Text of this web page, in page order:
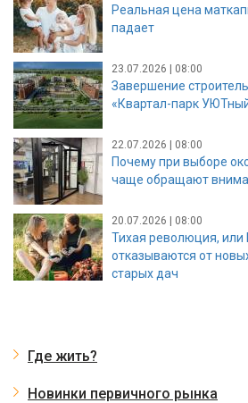
Реальная цена
падает
23.07.2026 | 08:00
Завершение
«Квартал-парк
22.07.2026 | 08:00
Почему при выборе
чаще обращают
20.07.2026 | 08:00
Тихая революция,
отказываются от
старых дач
Где жить?
Новинки первичного рынка